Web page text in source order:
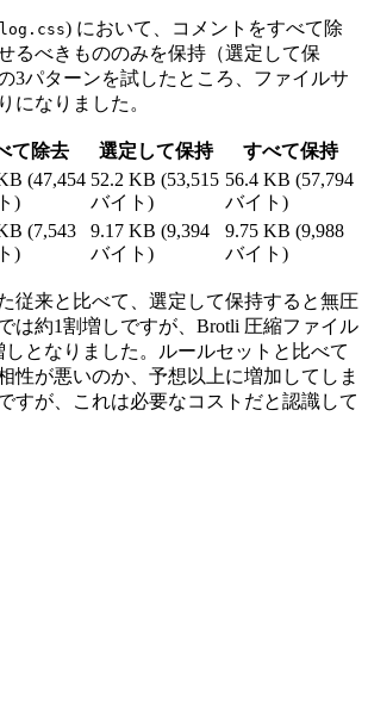
) において、コメントをすべて除
るべきもののみを保持（選定して保
3パターンを試したところ、ファイルサ
になりました。
て除去 選定して保持 すべて保持
(47,454
)
52.2 KB (53,515
バイト)
56.4 KB (57,794
バイト)
(7,543
)
9.17 KB (9,394
バイト)
9.75 KB (9,988
バイト)
従来と比べて、選定して保持すると無圧
は約1割増しですが、Brotli 圧縮ファイル
となりました。ルールセットと比べて
性が悪いのか、予想以上に増加してしま
すが、これは必要なコストだと認識して